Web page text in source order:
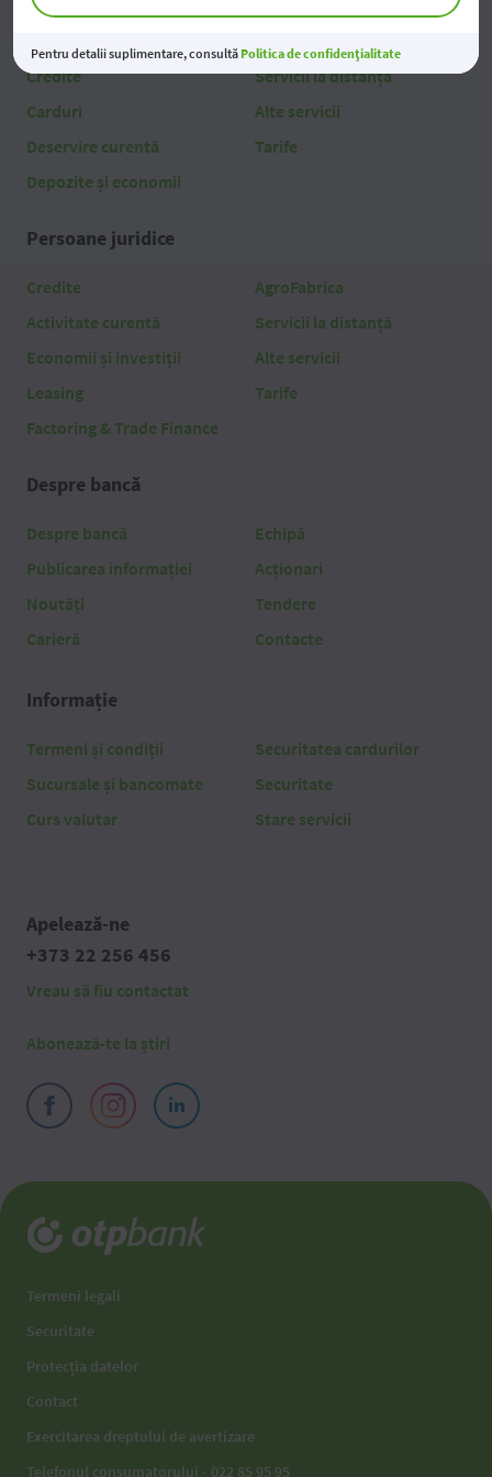
Credite
Carduri
Deservire curentă
Depozite și economii
Servicii la distanță
Alte servicii
Tarife
Persoane juridice
Credite
Activitate curentă
Economii și investiții
Leasing
Factoring & Trade Finance
AgroFabrica
Servicii la distanță
Alte servicii
Tarife
Despre bancă
Despre bancă
Publicarea informației
Noutăți
Carieră
Echipă
Acționari
Tendere
Contacte
Informație
Termeni și condiții
Sucursale și bancomate
Curs valutar
Securitatea cardurilor
Securitate
Stare servicii
Apelează-ne
+373 22 256 456
Vreau să fiu contactat
Abonează-te la știri
Termeni legali
Securitate
Protecția datelor
Contact
Exercitarea dreptului de avertizare
Telefonul consumatorului - 022 85 95 95
Pentru detalii suplimentare, consultă Politica de confidențialitate